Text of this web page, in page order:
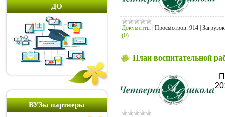
ДО
ВУЗы партнеры
Документы | Просмотров: 914 |
(0)
План воспитательной